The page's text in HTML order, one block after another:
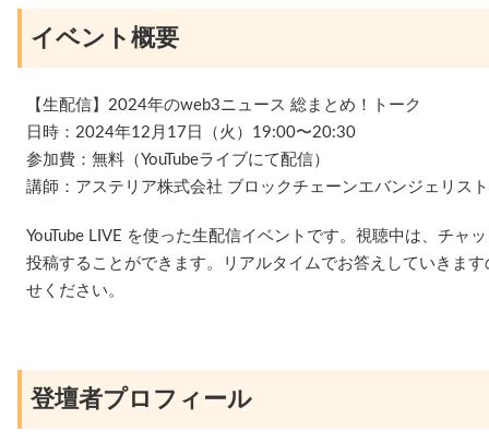
イベント概要
【生配信】2024年のweb3ニュース 総まとめ！トーク
日時：2024年12月17日（火）19:00〜20:30
参加費：無料（YouTubeライブにて配信）
講師：アステリア株式会社 ブロックチェーンエバンジェリス
YouTube LIVE を使った生配信イベントです。視聴中は、チャ
投稿することができます。リアルタイムでお答えしていきま
せください。
登壇者プロフィール